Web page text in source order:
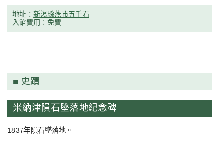
地址：新潟縣燕市五千石
入館費用：免費
史蹟
米納津隕石墜落地紀念碑
1837年隕石墜落地。